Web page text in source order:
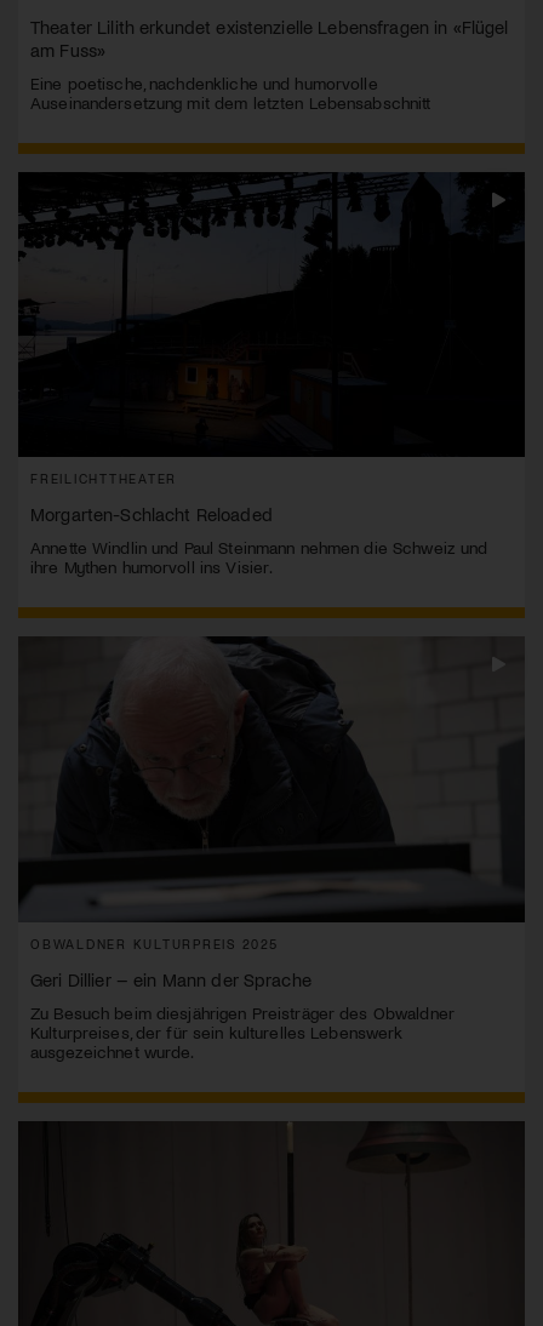
Theater Lilith erkundet existenzielle Lebensfragen in «Flügel
am Fuss»
Eine poetische, nachdenkliche und humorvolle
Auseinandersetzung mit dem letzten Lebensabschnitt
FREILICHTTHEATER
Morgarten-Schlacht Reloaded
Annette Windlin und Paul Steinmann nehmen die Schweiz und
ihre Mythen humorvoll ins Visier.
OBWALDNER KULTURPREIS 2025
Geri Dillier – ein Mann der Sprache
Zu Besuch beim diesjährigen Preisträger des Obwaldner
Kulturpreises, der für sein kulturelles Lebenswerk
ausgezeichnet wurde.